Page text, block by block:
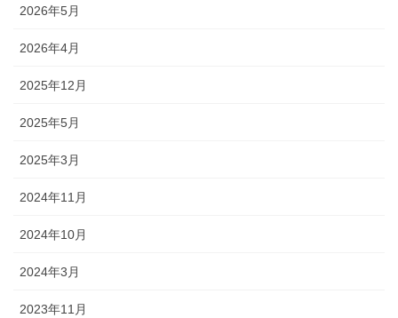
2026年5月
2026年4月
2025年12月
2025年5月
2025年3月
2024年11月
2024年10月
2024年3月
2023年11月